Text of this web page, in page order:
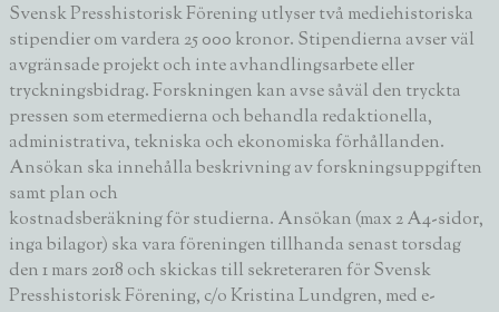
Svensk Presshistorisk Förening utlyser två mediehistoriska
stipendier om vardera 25 000 kronor. Stipendierna avser väl
avgränsade projekt och inte avhandlingsarbete eller
tryckningsbidrag. Forskningen kan avse såväl den tryckta
pressen som etermedierna och behandla redaktionella,
administrativa, tekniska och ekonomiska förhållanden.
Ansökan ska innehålla beskrivning av forskningsuppgiften
samt plan och
kostnadsberäkning för studierna. Ansökan (max 2 A4-sidor,
inga bilagor) ska vara föreningen tillhanda senast torsdag
den 1 mars 2018 och skickas till sekreteraren för Svensk
Presshistorisk Förening, c/o Kristina Lundgren, med e-